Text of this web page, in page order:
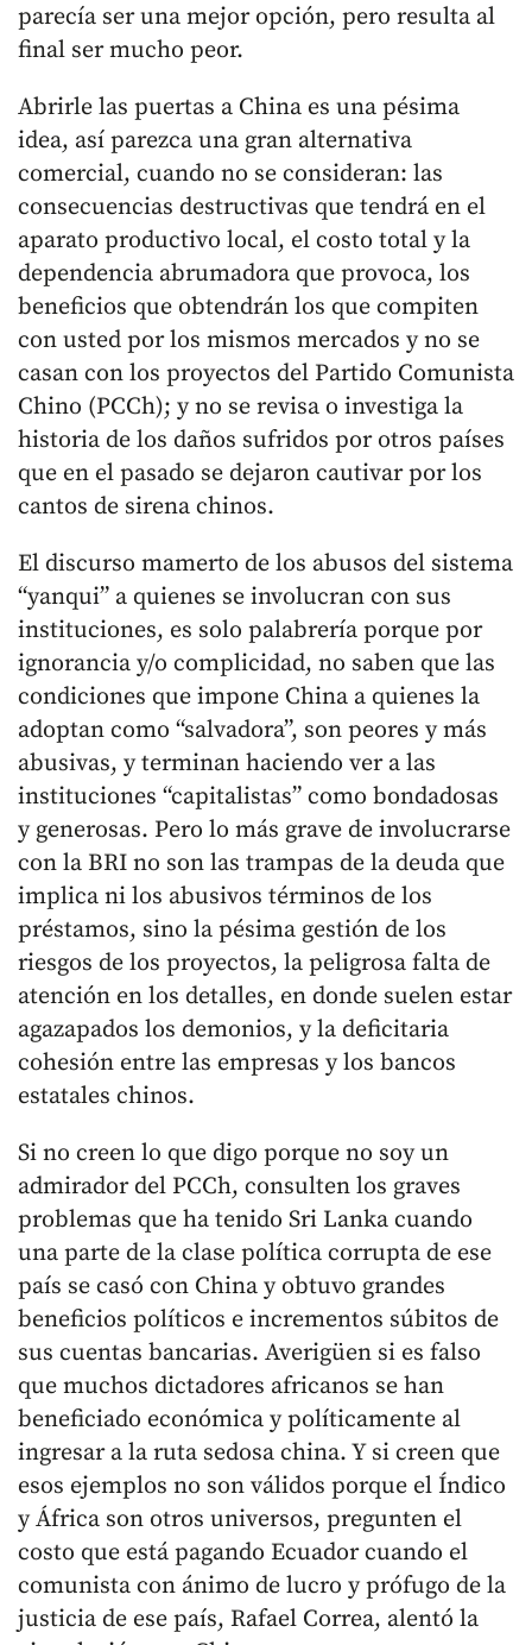
parecía ser una mejor opción, pero resulta al
final ser mucho peor.
Abrirle las puertas a China es una pésima
idea, así parezca una gran alternativa
comercial, cuando no se consideran: las
consecuencias destructivas que tendrá en el
aparato productivo local, el costo total y la
dependencia abrumadora que provoca, los
beneficios que obtendrán los que compiten
con usted por los mismos mercados y no se
casan con los proyectos del Partido Comunista
Chino (PCCh); y no se revisa o investiga la
historia de los daños sufridos por otros países
que en el pasado se dejaron cautivar por los
cantos de sirena chinos.
El discurso mamerto de los abusos del sistema
“yanqui” a quienes se involucran con sus
instituciones, es solo palabrería porque por
ignorancia y/o complicidad, no saben que las
condiciones que impone China a quienes la
adoptan como “salvadora”, son peores y más
abusivas, y terminan haciendo ver a las
instituciones “capitalistas” como bondadosas
y generosas. Pero lo más grave de involucrarse
con la BRI no son las trampas de la deuda que
implica ni los abusivos términos de los
préstamos, sino la pésima gestión de los
riesgos de los proyectos, la peligrosa falta de
atención en los detalles, en donde suelen estar
agazapados los demonios, y la deficitaria
cohesión entre las empresas y los bancos
estatales chinos.
Si no creen lo que digo porque no soy un
admirador del PCCh, consulten los graves
problemas que ha tenido Sri Lanka cuando
una parte de la clase política corrupta de ese
país se casó con China y obtuvo grandes
beneficios políticos e incrementos súbitos de
sus cuentas bancarias. Averigüen si es falso
que muchos dictadores africanos se han
beneficiado económica y políticamente al
ingresar a la ruta sedosa china. Y si creen que
esos ejemplos no son válidos porque el Índico
y África son otros universos, pregunten el
costo que está pagando Ecuador cuando el
comunista con ánimo de lucro y prófugo de la
justicia de ese país, Rafael Correa, alentó la